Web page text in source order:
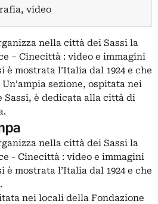
video
nella città dei Sassi la
– Cinecittà : video e immagini
è mostrata l’Italia dal 1924 e che
sezione, ospitata nei
Sassi, è dedicata alla città di
nella città dei Sassi la
- Cinecittà : video e immagini
è mostrata l’Italia dal 1924 e che
nei locali della Fondazione